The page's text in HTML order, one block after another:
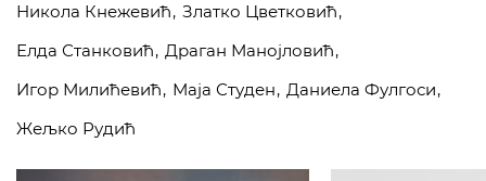
Никола Кнежевић Златко Цветковић
Елда Станковић Драган Манојловић
Игор Милићевић
Маја Студен Даниела Фулгоси
Жељко Рудић